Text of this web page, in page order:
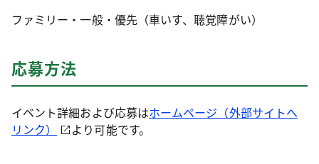
ファミリー・一般・優先（車いす、聴覚障がい）
応募方法
イベント詳細および応募はホームページ（外部サイトへ
リンク）
より可能です。